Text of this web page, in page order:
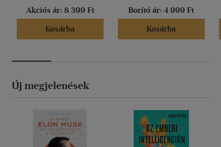
Akciós ár: 8 399 Ft
Kosárba
Borító ár: 4 999 Ft
Kosárba
Új megjelenések